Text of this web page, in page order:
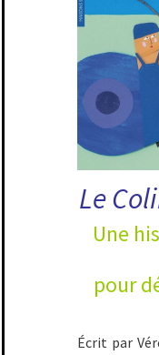
Le
Une
pour
Écrit par